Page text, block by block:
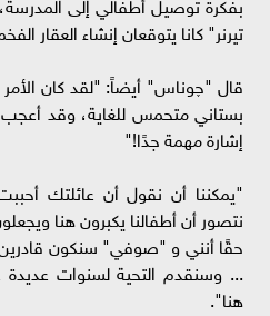
تيرنر" كانا يتوقعان إنشاء العقار
قال "چوناس" أيضاً: "لقد كان الأمر
بستاني متحمس للغاية، وقد أعجب
إشارة مهمة جدًا!"
"يمكننا أن نقول أن عائلتك
نتصور أن أطفالنا يكبرون هنا
حقًا أنني و "صوفي" سنكون قادرين
... وسنقدم التحية لسنوات عديدة
هنا".